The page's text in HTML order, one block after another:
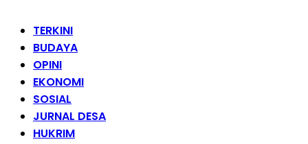
TERKINI
BUDAYA
OPINI
EKONOMI
SOSIAL
JURNAL DESA
HUKRIM